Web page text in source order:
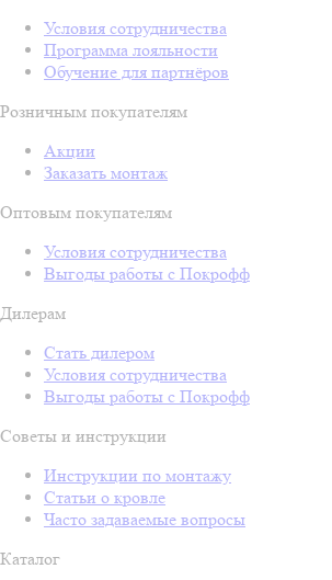
Условия сотрудничества
Программа лояльности
Обучение для партнёров
Розничным покупателям
Акции
Заказать монтаж
Оптовым покупателям
Условия сотрудничества
Выгоды работы с Покрофф
Дилерам
Стать дилером
Условия сотрудничества
Выгоды работы с Покрофф
Советы и инструкции
Инструкции по монтажу
Статьи о кровле
Часто задаваемые вопросы
Каталог